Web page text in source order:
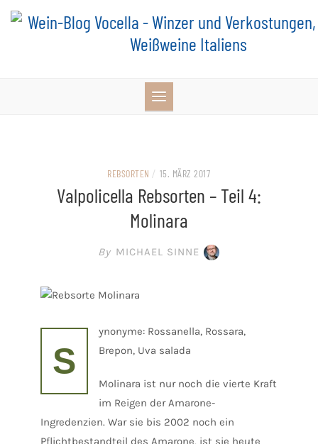
Skip
REBSORTEN / 15. MÄRZ 2017
Valpolicella Rebsorten – Teil 4:
Molinara
By MICHAEL SINNE
S
ynonyme: Rossanella, Rossara,
Brepon, Uva salada
Molinara ist nur noch die vierte Kraft
im Reigen der Amarone-
Ingredenzien. War sie bis 2002 noch ein
Pflichtbestandteil des Amarone, ist sie heute